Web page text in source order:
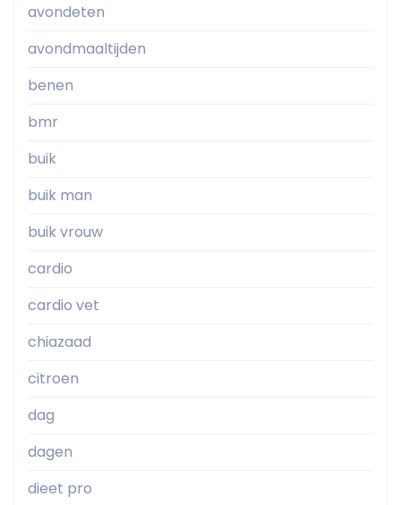
avondeten
avondmaaltijden
benen
bmr
buik
buik man
buik vrouw
cardio
cardio vet
chiazaad
citroen
dag
dagen
dieet pro